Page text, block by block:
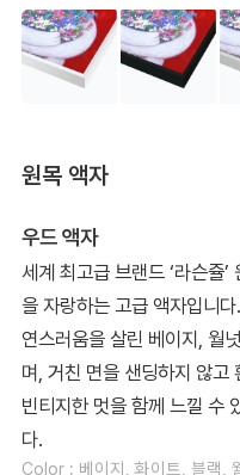
원목 액자
우드 액자
세계 최고급 브랜드 ‘라슨쥴
을 자랑하는 고급 액자입니
연스러움을 살린 베이지, 월
며, 거친 면을 샌딩하지 않고
빈티지한 멋을 함께 느낄 수
다.
Color : 베이지, 화이트, 블랙,